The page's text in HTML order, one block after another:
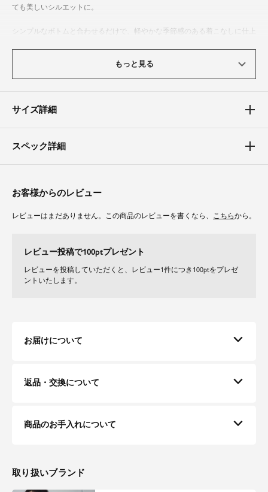
ても美しいシルエットに。
シンプルなボトムと合わせるだけで、軽やかな季節感のある着こなしに仕上
前後差のある着丈がスタイルアップ効果を演出。
素材
もっと見る
サイズ詳細
スペック詳細
お客様からのレビュー
レビューはまだありません。この商品のレビューを書くなら、 こちらから。
レビュー投稿で100ptプレゼント
レビューを投稿していただくと、レビュー1件につき100ptをプレゼ
ントいたします。
お届けについて
返品・交換について
商品のお手入れについて
取り扱いブランド